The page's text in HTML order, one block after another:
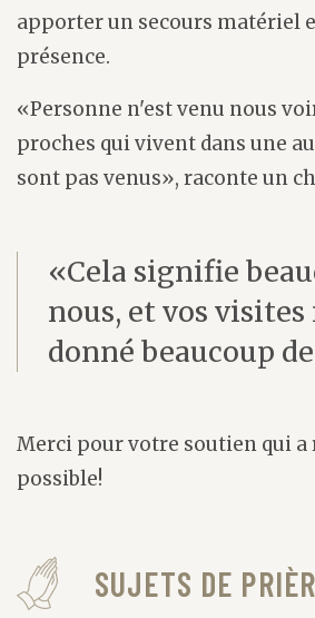
apporter un secours matériel
présence.
«Personne n'est venu nous
proches qui vivent dans une
sont pas venus», raconte un
«Cela signifie
nous, et vos
donné beaucoup
Merci pour votre soutien qui a
possible!
SUJETS DE